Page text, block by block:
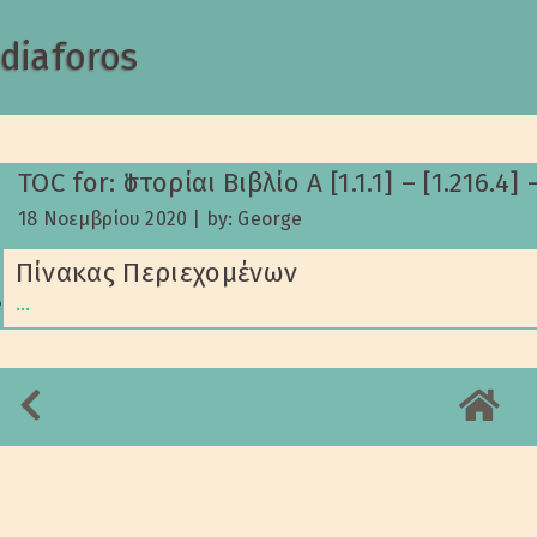
diaforos
TOC for: Ἱστορίαι Βιβλίο Α [1.1.1] – [1.216.4]
18 Νοεμβρίου 2020 by: George
Πίνακας Περιεχομένων
…